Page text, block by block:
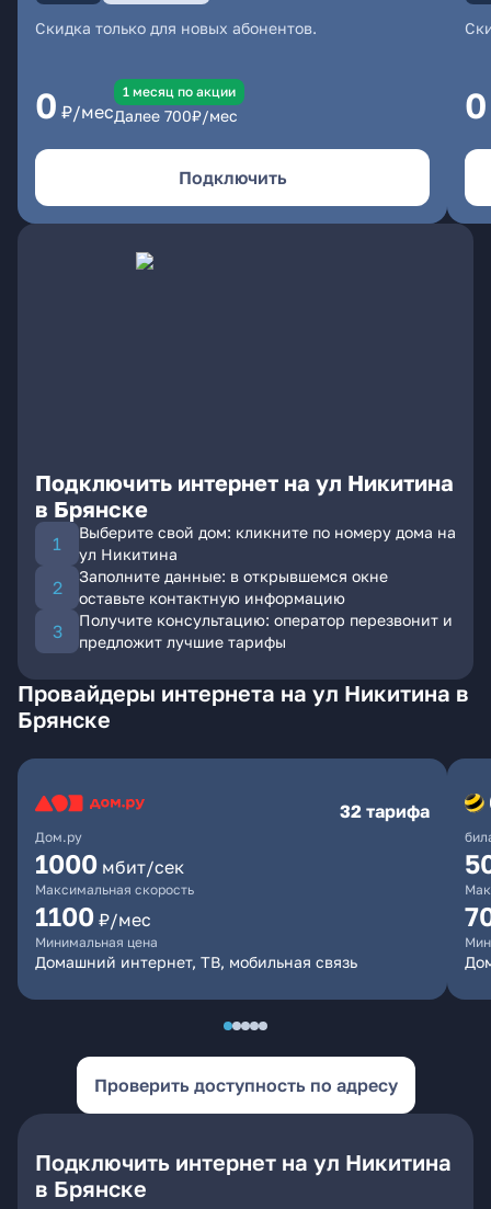
Скидка только для новых абонентов.
0 ₽/мес
1 месяц по акции
Далее 700₽/мес
Подключить
0
Подключить интернет на ул Никитина
в Брянске
Выберите свой дом: кликните по номеру дома на
ул Никитина
Заполните данные: в открывшемся окне
оставьте контактную информацию
Получите консультацию: оператор перезвонит и
предложит лучшие тарифы
Провайдеры интернета на ул Никитина в
Брянске
Дом.ру
32 тарифа
1000 мбит/сек
Максимальная скорость
1100 ₽/мес
Минимальная цена
Домашний интернет, ТВ, мобильная связь
Проверить доступность по адресу
Подключить интернет на ул Никитина
в Брянске